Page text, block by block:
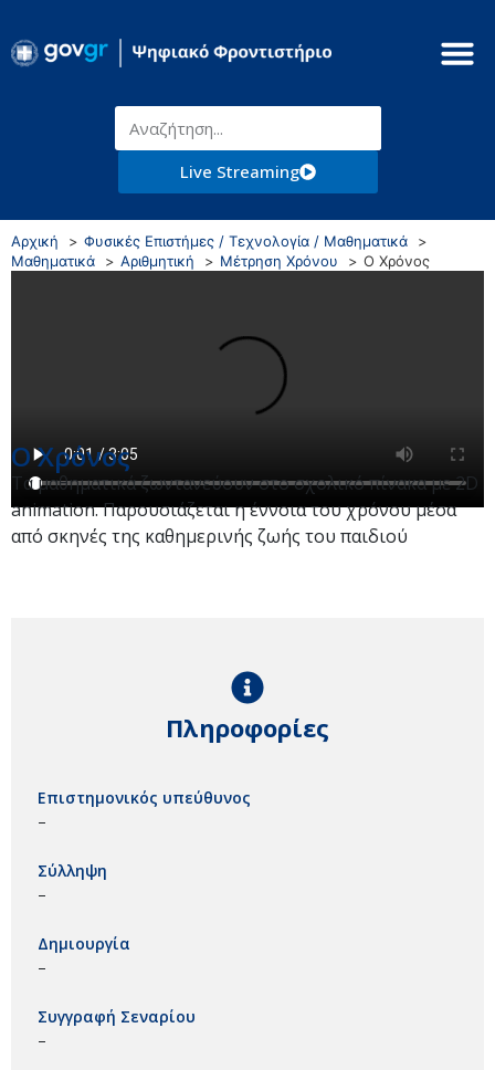
Live Streaming
Αρχική
Φυσικές Επιστήμες / Τεχνολογία / Μαθηματικά
Μαθηματικά
Αριθμητική Μέτρηση Χρόνου Ο Χρόνος
Ο Χρόνος
Τα μαθηματικά ζωντανεύουν στο σχολικό πίνακα με 2D
animation. Παρουσιάζεται η έννοια του χρόνου μέσα
από σκηνές της καθημερινής ζωής του παιδιού
Πληροφορίες
Επιστημονικός υπεύθυνος
–
Σύλληψη
–
Δημιουργία
–
Συγγραφή Σεναρίου
–